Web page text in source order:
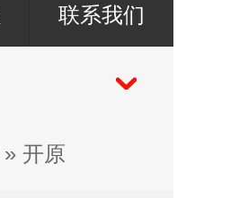
联系我们
» 开原